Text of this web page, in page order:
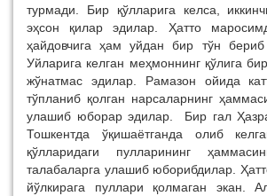
турмади. Бир қўлларига келса,
эҳсон қилар эдилар. Ҳатто
ҳайдовчига ҳам уйдан бир тўн
Уйларига келган меҳмоннинг қўлига
жўнатмас эдилар. Рамазон ойида
тўпланиб қолган нарсаларнинг
улашиб юборар эдилар. Бир гал
Тошкентда ўқишаётганда олиб
қўлларидаги пулларининг
талабаларга улашиб юборибдилар.
йўлкирага пуллари қолмаган экан.